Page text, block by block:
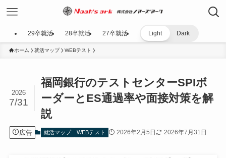
29卒就活 28卒就活 27卒就活 Light Dark
ホーム 就活マップ WEBテスト
福岡銀行のテストセンターSPIボ
ーダーとES通過率や面接対策を解
説
2026
7/31
広告 就活マップ WEBテスト 2026年2月5日 2026年7月31日